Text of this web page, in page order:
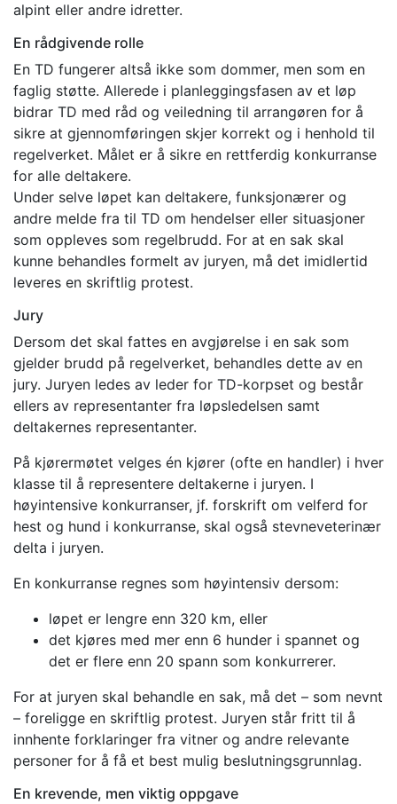
alpint eller andre idretter.
En rådgivende rolle
En TD fungerer altså ikke som dommer, men som en
faglig støtte. Allerede i planleggingsfasen av et løp
bidrar TD med råd og veiledning til arrangøren for å
sikre at gjennomføringen skjer korrekt og i henhold til
regelverket. Målet er å sikre en rettferdig konkurranse
for alle deltakere.
Under selve løpet kan deltakere, funksjonærer og
andre melde fra til TD om hendelser eller situasjoner
som oppleves som regelbrudd. For at en sak skal
kunne behandles formelt av juryen, må det imidlertid
leveres en skriftlig protest.
Jury
Dersom det skal fattes en avgjørelse i en sak som
gjelder brudd på regelverket, behandles dette av en
jury. Juryen ledes av leder for TD-korpset og består
ellers av representanter fra løpsledelsen samt
deltakernes representanter.
På kjørermøtet velges én kjører (ofte en handler) i hver
klasse til å representere deltakerne i juryen. I
høyintensive konkurranser, jf. forskrift om velferd for
hest og hund i konkurranse, skal også stevneveterinær
delta i juryen.
En konkurranse regnes som høyintensiv dersom:
løpet er lengre enn 320 km, eller
det kjøres med mer enn 6 hunder i spannet og
det er flere enn 20 spann som konkurrerer.
For at juryen skal behandle en sak, må det – som nevnt
– foreligge en skriftlig protest. Juryen står fritt til å
innhente forklaringer fra vitner og andre relevante
personer for å få et best mulig beslutningsgrunnlag.
En krevende, men viktig oppgave